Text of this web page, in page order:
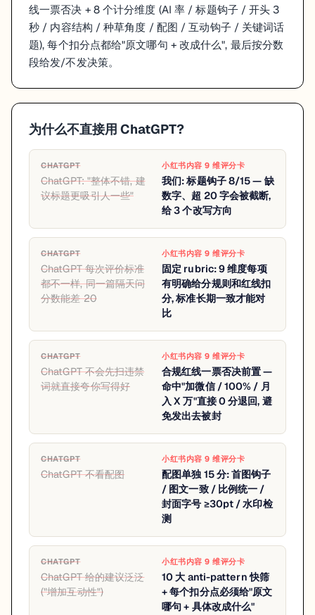
线一票否决 + 8 个计分维度 (AI 率 / 标题钩子 / 开头 3
秒 / 内容结构 / 种草角度 / 配图 / 互动钩子 / 关键词话
题), 每个扣分点都给"原文哪句 + 改成什么", 最后按分数
段给发/不发决策。
为什么不直接用 ChatGPT?
CHATGPT
ChatGPT: "整体不错, 建
议标题更吸引人一些"
小红书内容 9 维评分卡
我们: 标题钩子 8/15 — 缺
数字、超 20 字会被截断,
给 3 个改写方向
CHATGPT
ChatGPT 每次评价标准
都不一样, 同一篇隔天问
分数能差 20
小红书内容 9 维评分卡
固定 rubric: 9 维度每项
有明确给分规则和红线扣
分, 标准长期一致才能对
比
CHATGPT
ChatGPT 不会先扫违禁
词就直接夸你写得好
小红书内容 9 维评分卡
合规红线一票否决前置 —
命中"加微信 / 100% / 月
入 X 万"直接 0 分退回, 避
免发出去被封
CHATGPT
ChatGPT 不看配图
小红书内容 9 维评分卡
配图单独 15 分: 首图钩子
/ 图文一致 / 比例统一 /
封面字号 ≥30pt / 水印检
测
CHATGPT
ChatGPT 给的建议泛泛
("增加互动性")
小红书内容 9 维评分卡
10 大 anti-pattern 快筛
+ 每个扣分点必须给"原文
哪句 + 具体改成什么"